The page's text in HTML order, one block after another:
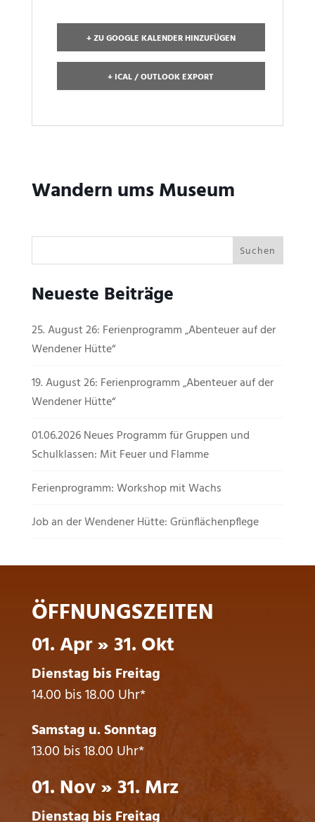
+ ZU GOOGLE KALENDER HINZUFÜGEN
+ ICAL / OUTLOOK EXPORT
Wandern ums Museum
Neueste Beiträge
25. August 26: Ferienprogramm „Abenteuer auf der
Wendener Hütte“
19. August 26: Ferienprogramm „Abenteuer auf der
Wendener Hütte“
01.06.2026 Neues Programm für Gruppen und
Schulklassen: Mit Feuer und Flamme
Ferienprogramm: Workshop mit Wachs
Job an der Wendener Hütte: Grünflächenpflege
ÖFFNUNGSZEITEN
01. Apr » 31. Okt
Dienstag bis Freitag
14.00 bis 18.00 Uhr*
Samstag u. Sonntag
13.00 bis 18.00 Uhr*
01. Nov » 31. Mrz
Dienstag bis Freitag